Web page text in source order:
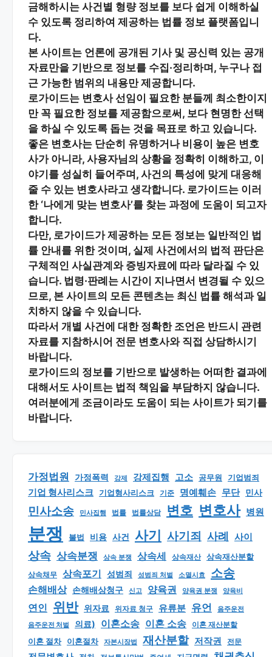
금해하시는 사건별 형량 정보를 보다 쉽게 이해하실
수 있도록 정리하여 제공하는 법률 정보 플랫폼입니
다.
본 사이트는 언론에 공개된 기사 및 공신력 있는 공개
자료만을 기반으로 정보를 수집·정리하며, 누구나 접
근 가능한 범위의 내용만 제공합니다.
로가이드는 변호사 선임이 필요한 분들께 최소한이지
만 꼭 필요한 정보를 제공함으로써, 보다 현명한 선택
을 하실 수 있도록 돕는 것을 목표로 하고 있습니다.
좋은 변호사는 단순히 유명하거나 비용이 높은 변호
사가 아니라, 사용자님의 상황을 정확히 이해하고, 이
야기를 성실히 들어주며, 사건의 특성에 맞게 대응해
줄 수 있는 변호사라고 생각합니다. 로가이드는 이러
한 ‘나에게 맞는 변호사’를 찾는 과정에 도움이 되고자
합니다.
다만, 로가이드가 제공하는 모든 정보는 일반적인 법
률 안내 를 위한 것이며, 실제 사건에서의 법적 판단은
구체적인 사실관계와 증빙자료에 따라 달라질 수 있
습니다. 법령·판례는 시간이 지나면서 변경될 수 있으
므로, 본 사이트의 모든 콘텐츠는 최신 법률 해석과 일
치하지 않을 수 있습니다.
따라서 개별 사건에 대한 정확한 조언은 반드시 관련
자료를 지참하시어 전문 변호사와 직접 상담하시기
바랍니다.
로가이드의 정보를 기반으로 발생하는 어떠한 결과에
대해서도 사이트는 법적 책임을 부담하지 않습니다.
여러분에게 조금이라도 도움이 되는 사이트가 되기를
바랍니다.
가정법원 가정폭력 강제 강제집행 고소 공무원 기업범죄
기업 형사리스크 기업형사리스크 기준 명예훼손 무단 민사
민사소송 민사집행 법률 법률상담 변호 변호사 병원
분쟁 불법 비용 사건 사기 사기죄 사례 사이
상속 상속분쟁 상속 분쟁 상속세 상속재산 상속재산분할
상속채무 상속포기 성범죄 성범죄 처벌 소멸시효 소송
손해배상 손해배상청구 신고 양육권 양육권 분쟁 양육비
연인 위반 위자료 위자료 청구 유류분 유언 음주운전
음주운전 처벌 의료) 이혼소송 이혼 소송 이혼 재산분할
이혼 절차 이혼절차 자본시장법 재산분할 저작권 전문